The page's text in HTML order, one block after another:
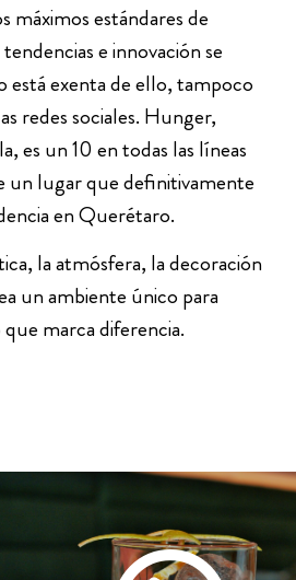
máximos estándares de
e innovación se
está exenta de ello, tampoco
redes sociales. Hunger,
es un 10 en todas las líneas
un lugar que definitivamente
en Querétaro.
la atmósfera, la decoración
un ambiente único para
marca diferencia.